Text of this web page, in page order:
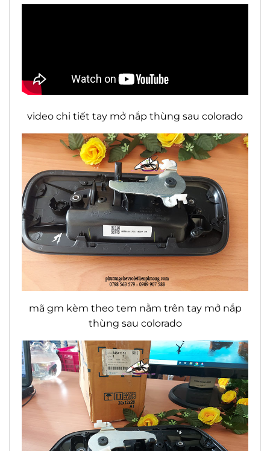
video chi tiết tay mở nắp thùng sau colorado
mã gm kèm theo tem nằm trên tay mở nắp
thùng sau colorado